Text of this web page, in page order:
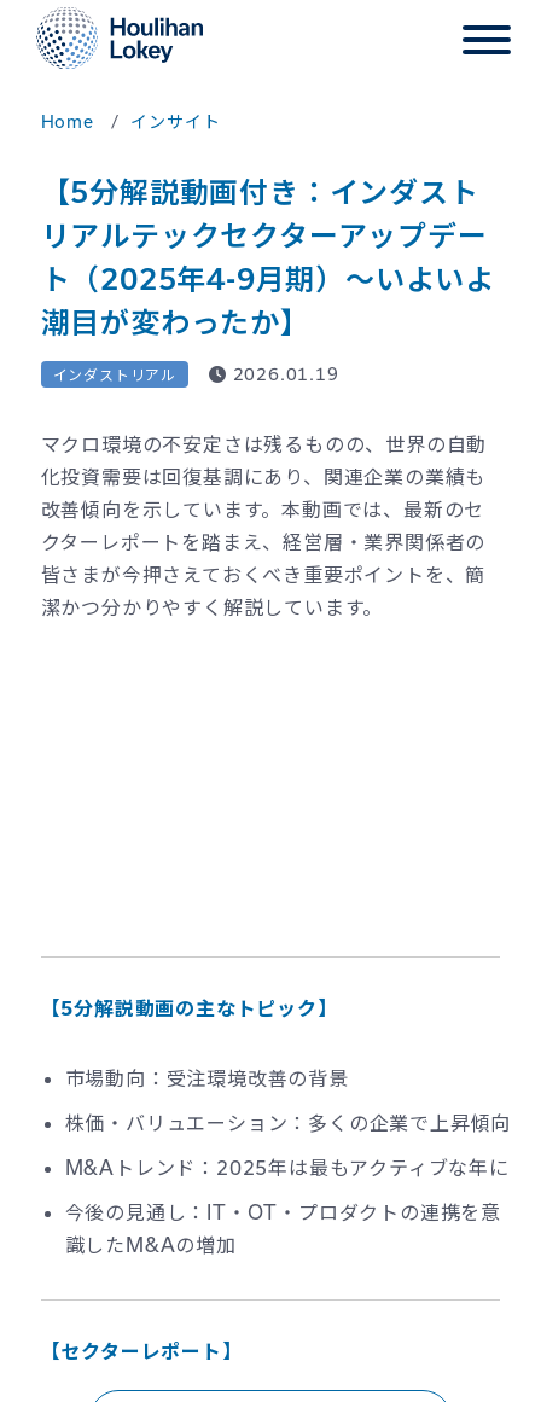
Home インサイト
【5分解説動画付き：インダスト
リアルテックセクターアップデー
ト（2025年4-9月期）～いよいよ
潮目が変わったか】
インダストリアル 2026.01.19
マクロ環境の不安定さは残るものの、世界の自動
化投資需要は回復基調にあり、関連企業の業績も
改善傾向を示しています。本動画では、最新のセ
クターレポートを踏まえ、経営層・業界関係者の
皆さまが今押さえておくべき重要ポイントを、簡
潔かつ分かりやすく解説しています。
【5分解説動画の主なトピック】
市場動向：受注環境改善の背景
株価・バリュエーション：多くの企業で上昇傾向
M&Aトレンド：2025年は最もアクティブな年に
今後の見通し：IT・OT・プロダクトの連携を意
識したM&Aの増加
【セクターレポート】